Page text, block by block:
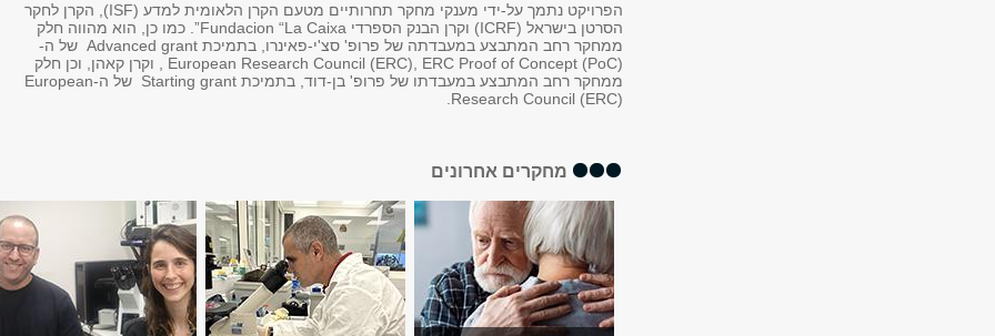
הפרויקט נתמך על-ידי מענקי מחקר תחרותיים מטעם הקרן הלאומית למדע (ISF), הקרן לחקר
הסרטן בישראל (ICRF) וקרן הבנק הספרדי Fundacion “La Caixa”. כמו כן, הוא מהווה חלק
ממחקר רחב המתבצע במעבדתה של פרופ' סצ'י-פאינרו, בתמיכת Advanced grant של ה-
European Research Council (ERC), ERC Proof of Concept (PoC) , וקרן קאהן, וכן חלק
ממחקר רחב המתבצע במעבדתו של פרופ' בן-דוד, בתמיכת Starting grant של ה-European
Research Council (ERC).
מחקרים אחרונים